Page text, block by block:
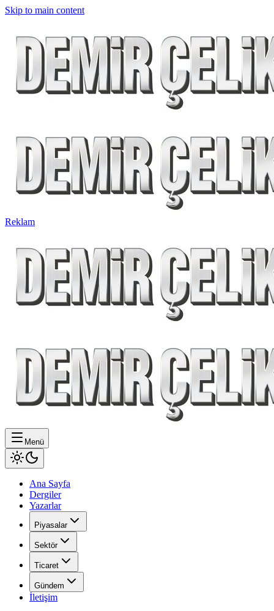
Skip to main content
Reklam
Menü
Ana Sayfa
Dergiler
Yazarlar
Piyasalar
Sektör
Ticaret
Gündem
İletişim